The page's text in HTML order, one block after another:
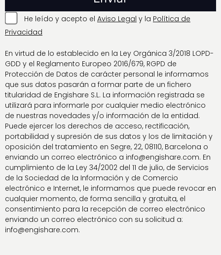
He leído y acepto el Aviso Legal y la Política de
Privacidad
En virtud de lo establecido en la Ley Orgánica 3/2018 LOPD-
GDD y el Reglamento Europeo 2016/679, RGPD de
Protección de Datos de carácter personal le informamos
que sus datos pasarán a formar parte de un fichero
titularidad de Engishare S.L. La información registrada se
utilizará para informarle por cualquier medio electrónico
de nuestras novedades y/o información de la entidad.
Puede ejercer los derechos de acceso, rectificación,
portabilidad y supresión de sus datos y los de limitación y
oposición del tratamiento en Segre, 22, 08110, Barcelona o
enviando un correo electrónico a info@engishare.com. En
cumplimiento de la Ley 34/2002 del 11 de julio, de Servicios
de la Sociedad de la Información y de Comercio
electrónico e Internet, le informamos que puede revocar en
cualquier momento, de forma sencilla y gratuita, el
consentimiento para la recepción de correo electrónico
enviando un correo electrónico con su solicitud a:
info@engishare.com.